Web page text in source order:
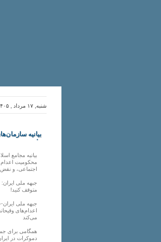
شنبه, ۱۷ مرداد , ۱۴۰۵ |
بیانیه
ملی
بیانیه مجامع
محکومیت
اجتماعی، و
جبهه ملی ایران:
متوقف کنید!
جبهه ملی
اعدام‌های
می‌کند
همگامی برای
دموکرات در